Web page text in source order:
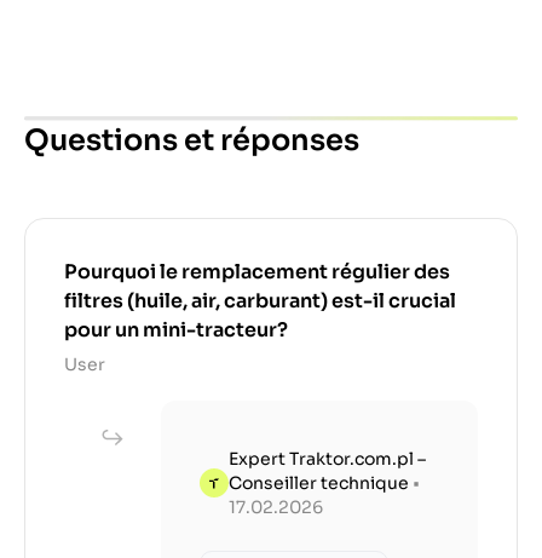
Questions et réponses
Pourquoi le remplacement régulier des
filtres (huile, air, carburant) est-il crucial
pour un mini-tracteur?
User
Expert Traktor.com.pl –
Conseiller technique •
17.02.2026